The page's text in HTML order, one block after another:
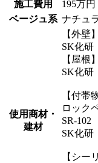
施工費用
195万円
ベージュ系 ナチュ
使用商材・
建材
【外壁】
SK化
【屋根】
SK化
【付帯
ロック
SR-
SK化
【シー